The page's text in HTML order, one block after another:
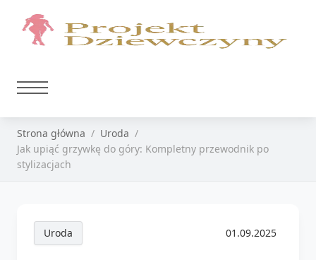
Strona główna
Uroda
Jak upiąć grzywkę do góry: Kompletny przewodnik po
stylizacjach
Uroda 01.09.2025